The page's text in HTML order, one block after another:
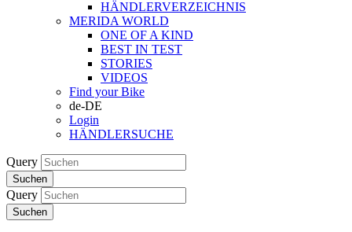
HÄNDLERVERZEICHNIS
MERIDA WORLD
ONE OF A KIND
BEST IN TEST
STORIES
VIDEOS
Find your Bike
de-DE
Login
HÄNDLERSUCHE
Query
Suchen
Query
Suchen